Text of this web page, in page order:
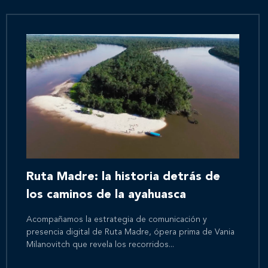
Ruta Madre: la historia detrás de
los caminos de la ayahuasca
Acompañamos la estrategia de comunicación y
presencia digital de Ruta Madre, ópera prima de Vania
Milanovitch que revela los recorridos...